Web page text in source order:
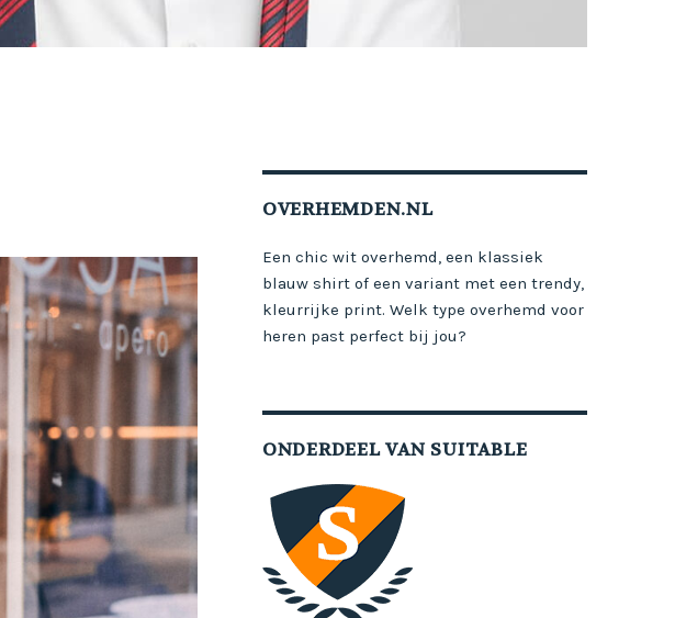
OVERHEMDEN.NL
Een chic wit overhemd, een klassiek
blauw shirt of een variant met een trendy,
kleurrijke print. Welk type overhemd voor
heren past perfect bij jou?
ONDERDEEL VAN SUITABLE